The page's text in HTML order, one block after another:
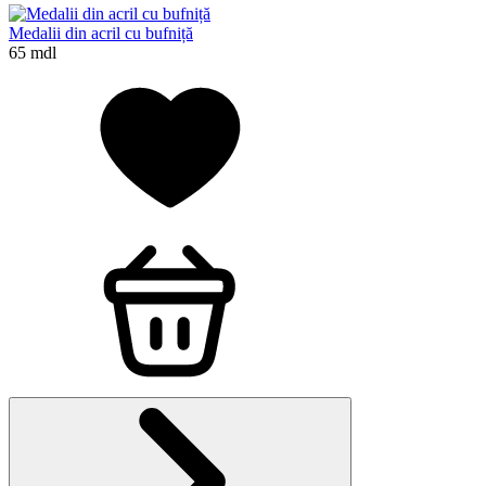
Medalii din acril cu bufniță
65 mdl